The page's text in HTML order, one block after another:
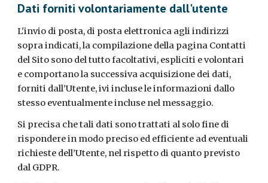
Dati forniti volontariamente dall'utente
L'invio di posta, di posta elettronica agli indirizzi
sopra indicati, la compilazione della pagina Contatti
del Sito sono del tutto facoltativi, espliciti e volontari
e comportano la successiva acquisizione dei dati,
forniti dall’Utente, ivi incluse le informazioni dallo
stesso eventualmente incluse nel messaggio.
Si precisa che tali dati sono trattati al solo fine di
rispondere in modo preciso ed efficiente ad eventuali
richieste dell’Utente, nel rispetto di quanto previsto
dal GDPR.